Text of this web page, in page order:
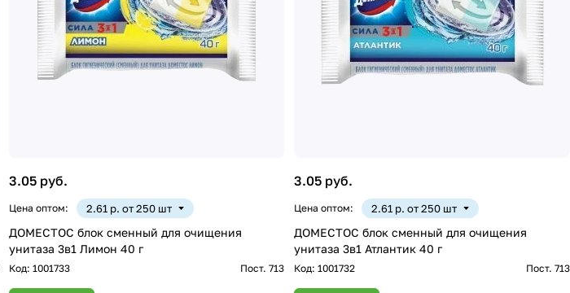
3.05 руб.
Цена оптом: 2.61 р. от 250 шт
ДОМЕСТОС блок сменный для очищения
унитаза 3в1 Лимон 40 г
Код: 1001733 Пост. 713
3.05 руб.
Цена оптом: 2.61 р. от 250 шт
ДОМЕСТОС блок сменный для очищения
унитаза 3в1 Атлантик 40 г
Код:1001732 Пост. 713